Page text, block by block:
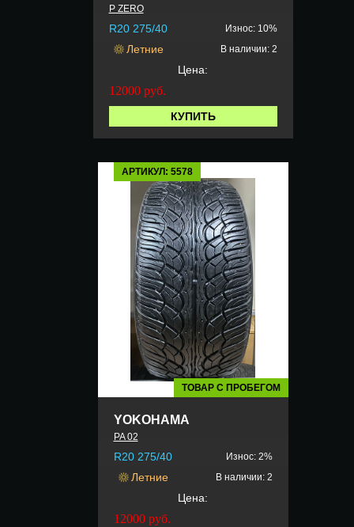
P ZERO
R20 275/40 Износ: 10%
Летние В наличии: 2
Цена:
12000 руб.
КУПИТЬ
АРТИКУЛ: 5578
ТОВАР С ПРОБЕГОМ
YOKOHAMA
PA 02
R20 275/40 Износ: 2%
Летние В наличии: 2
Цена:
12000 руб.